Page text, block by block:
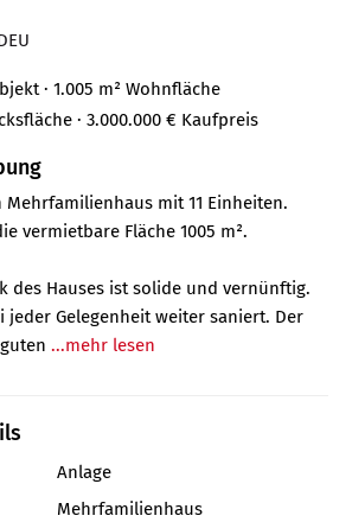
· 1.005 m² Wohnfläche
· 3.000.000 € Kaufpreis
mit 11 Einheiten.
vermietbare Fläche 1005 m².
des Hauses ist solide und vernünftig.
jeder Gelegenheit weiter saniert. Der
...mehr lesen
Anlage
Mehrfamilienhaus